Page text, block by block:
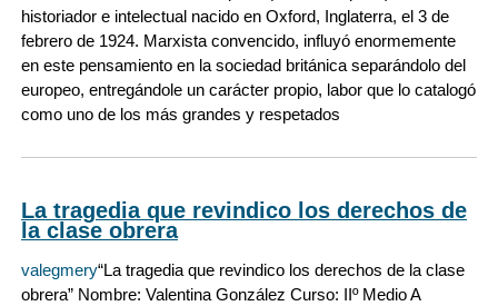
historiador e intelectual nacido en Oxford, Inglaterra, el 3 de
febrero de 1924. Marxista convencido, influyó enormemente
en este pensamiento en la sociedad británica separándolo del
europeo, entregándole un carácter propio, labor que lo catalogó
como uno de los más grandes y respetados
La tragedia que revindico los derechos de
la clase obrera
valegmery“La tragedia que revindico los derechos de la clase
obrera” Nombre: Valentina González Curso: IIº Medio A